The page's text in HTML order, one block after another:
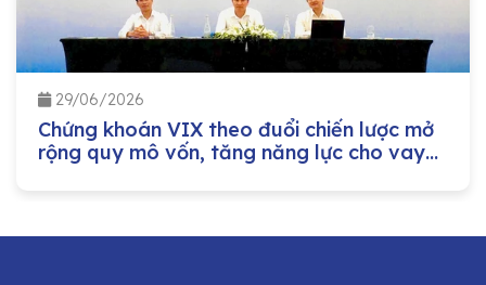
29/06/2026
Chứng khoán VIX theo đuổi chiến lược mở
rộng quy mô vốn, tăng năng lực cho vay